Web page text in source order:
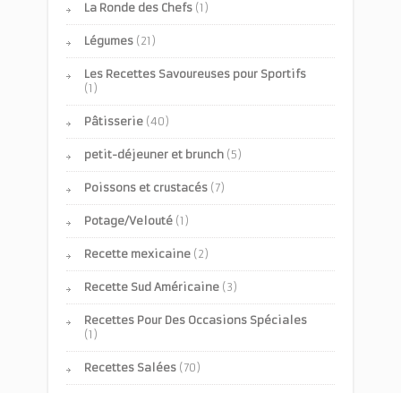
La Ronde des Chefs (1)
Légumes (21)
Les Recettes Savoureuses pour Sportifs
(1)
Pâtisserie (40)
petit-déjeuner et brunch (5)
Poissons et crustacés (7)
Potage/Velouté (1)
Recette mexicaine (2)
Recette Sud Américaine (3)
Recettes Pour Des Occasions Spéciales
(1)
Recettes Salées (70)